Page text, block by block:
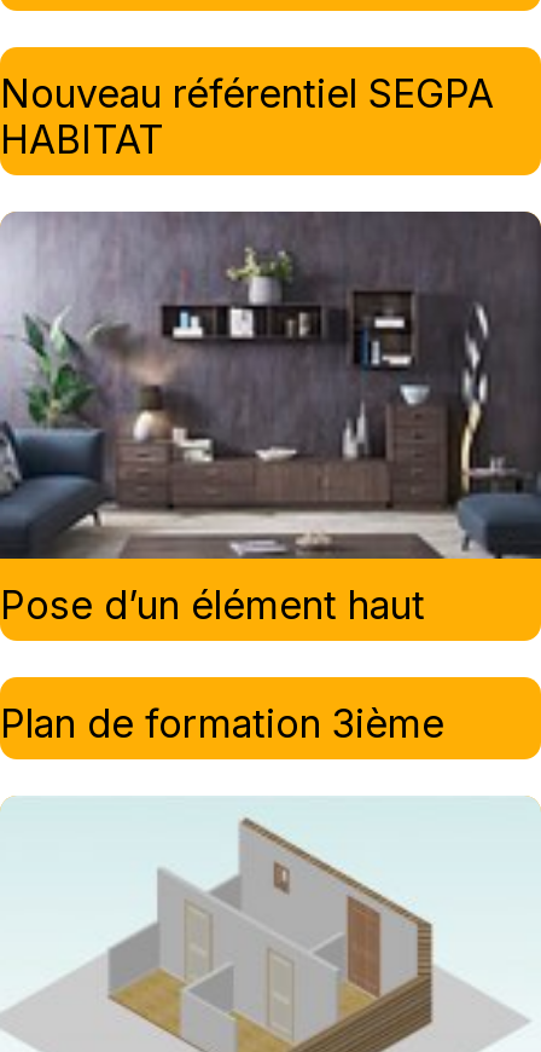
Nouveau référentiel SEGPA
HABITAT
Pose d’un élément haut
Plan de formation 3ième